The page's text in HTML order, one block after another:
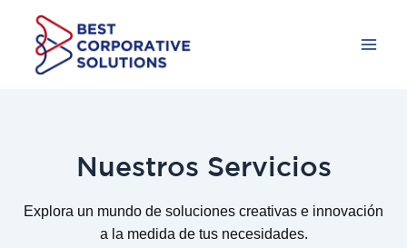
contenido
Nuestros Servicios
Explora un mundo de soluciones creativas e innovación
a la medida de tus necesidades.